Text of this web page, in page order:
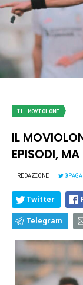
IL MOVIOLONE
IL
EPISODI,
REDAZIONE
Twitter
Telegram